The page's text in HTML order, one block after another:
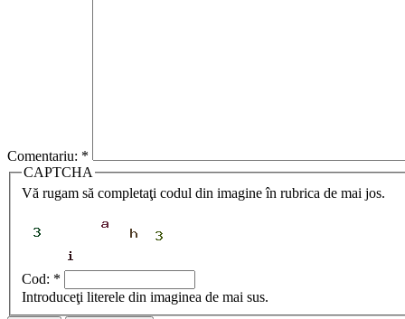
Comentariu: *
CAPTCHA
Vă rugam să completaţi codul din imagine în rubrica de mai jos.
Cod: *
Introduceţi literele din imaginea de mai sus.